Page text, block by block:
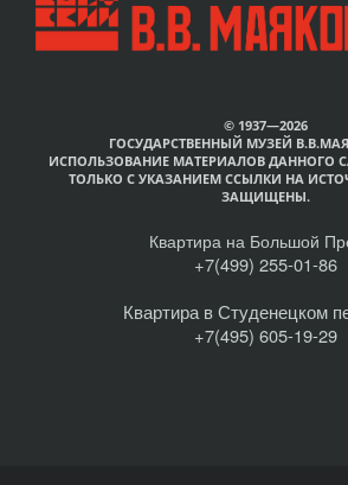
© 1937—2026
ГОСУДАРСТВЕННЫЙ МУЗЕЙ
ИСПОЛЬЗОВАНИЕ МАТЕРИАЛОВ ДАННОГО
ТОЛЬКО С УКАЗАНИЕМ ССЫЛКИ НА
ЗАЩИЩЕНЫ.
Квартира на Большой
+7(499) 255-01-86
Квартира в Студенецком
+7(495) 605-19-29